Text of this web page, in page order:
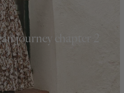
journey chapter 2